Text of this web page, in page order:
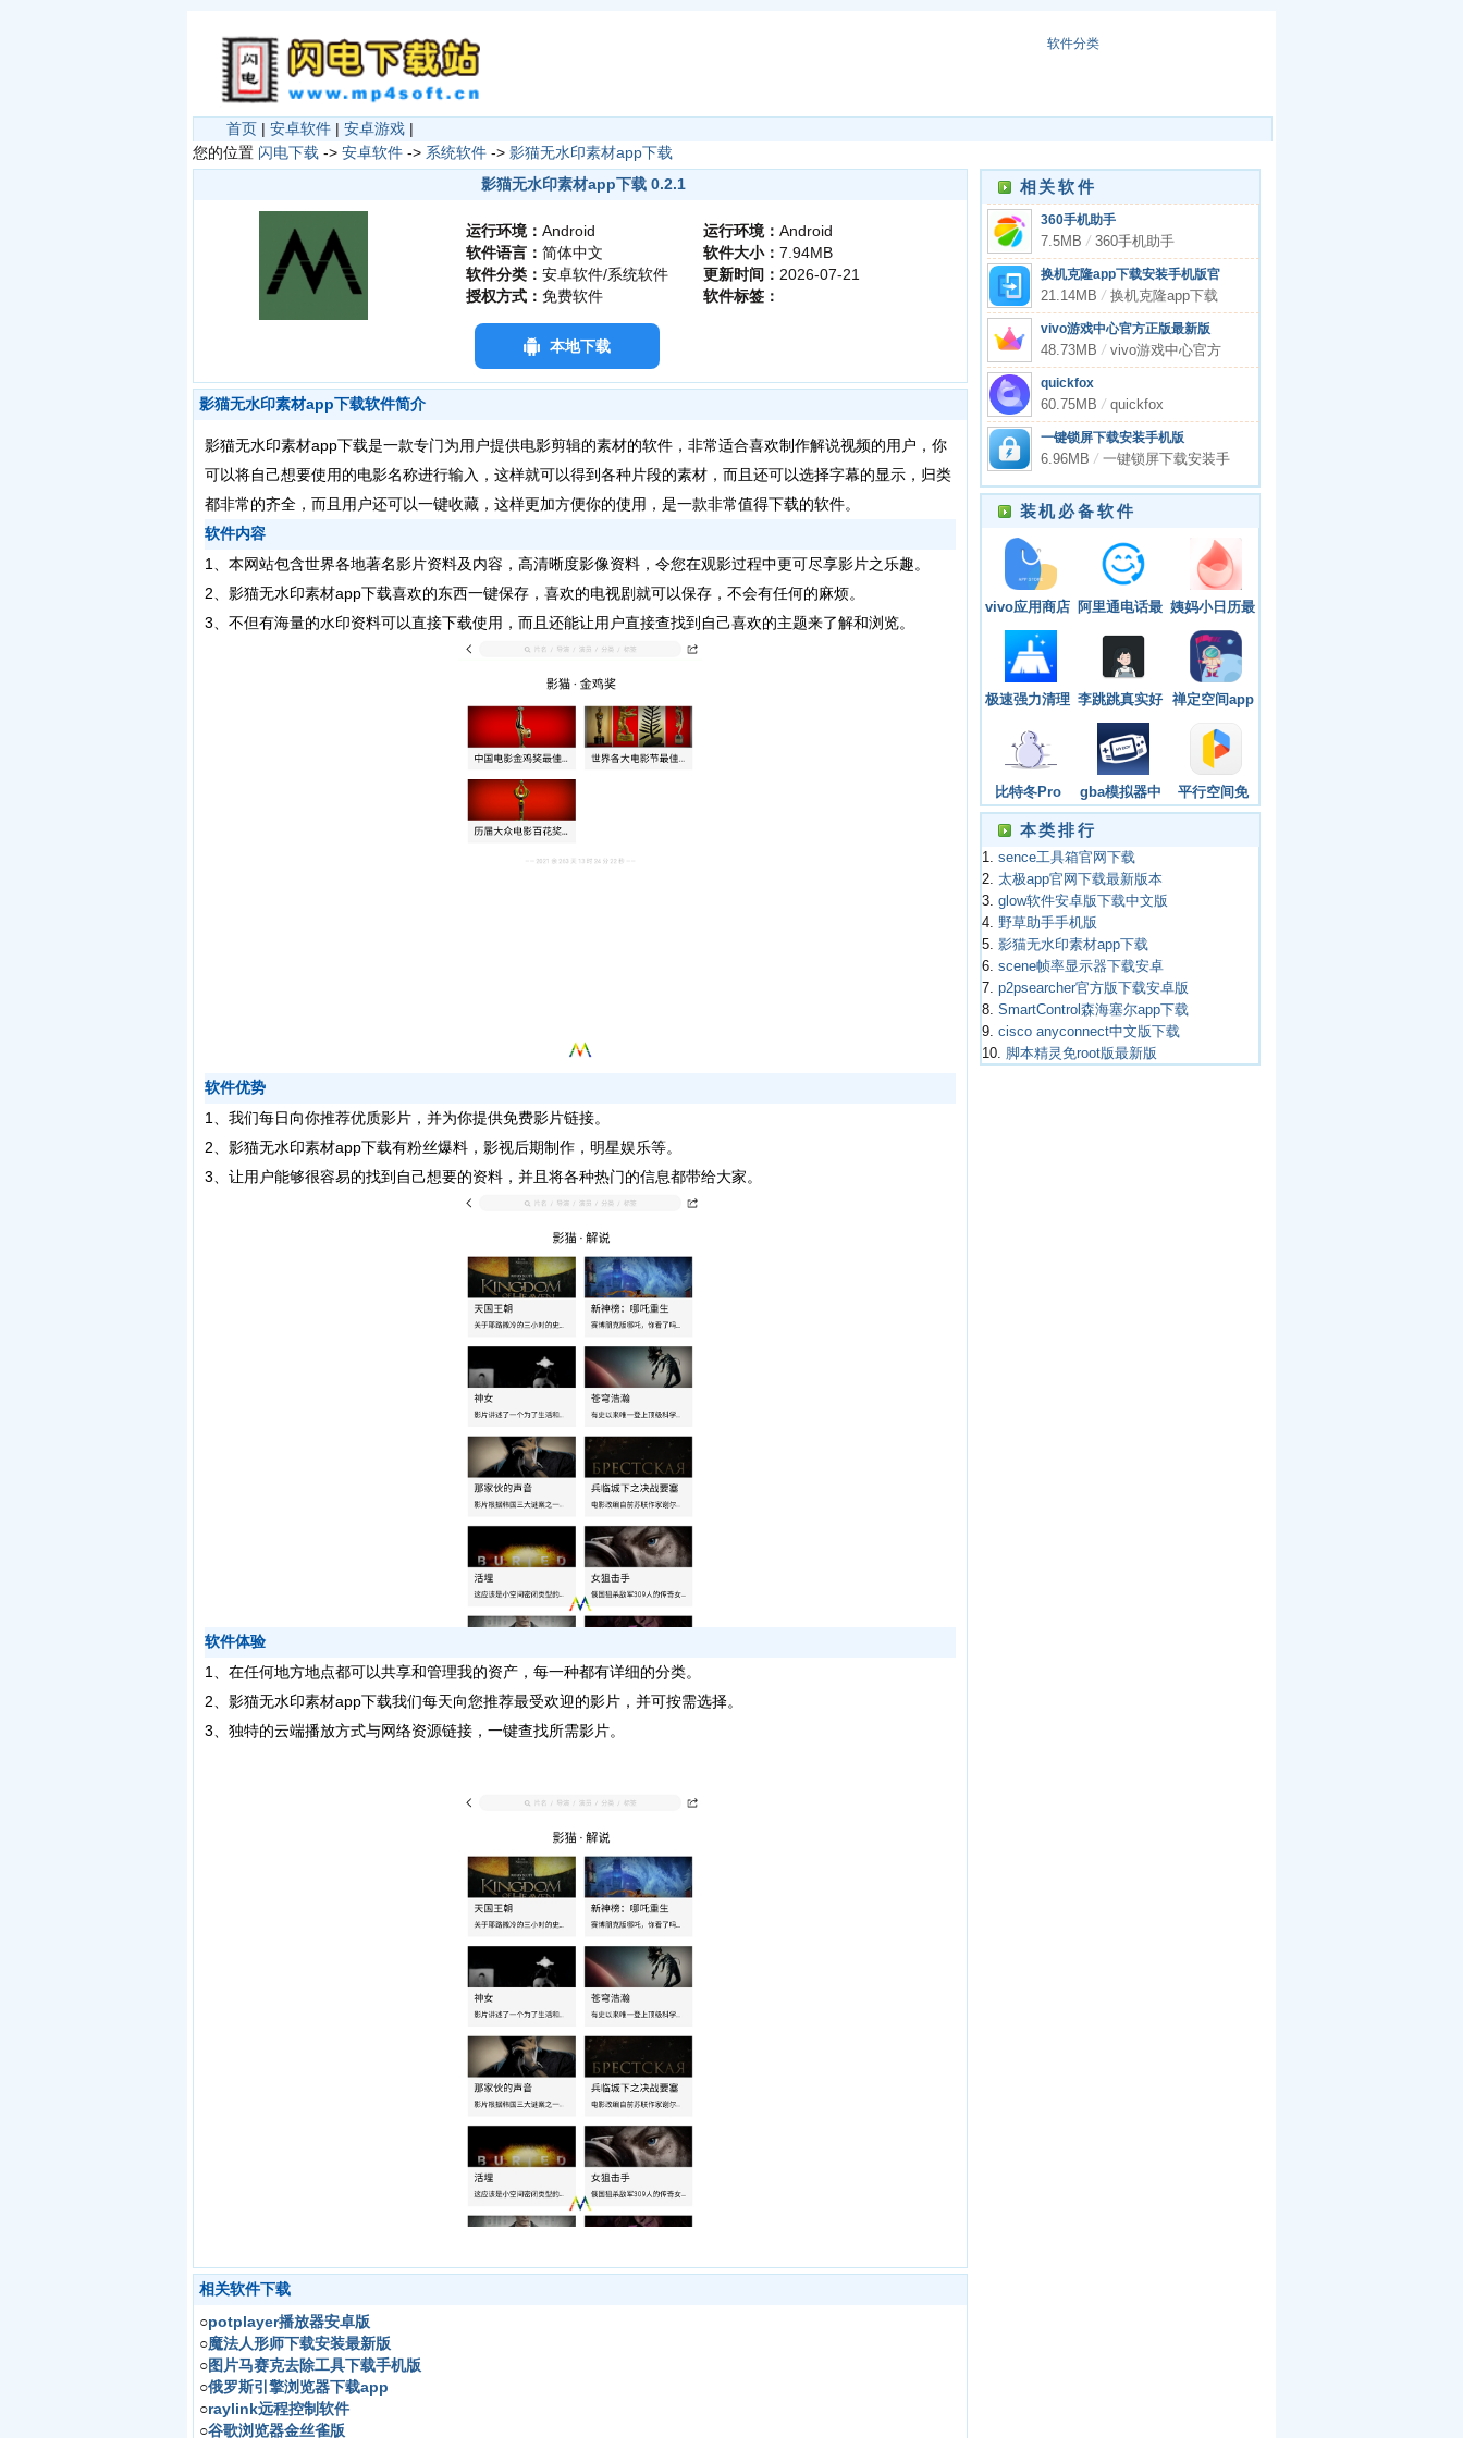
软件分类
首页 | 安卓软件 | 安卓游戏 |
您的位置 闪电下载 -> 安卓软件 -> 系统软件 -> 影猫无水印素材app下载
影猫无水印素材app下载 0.2.1
运行环境： Android
软件语言： 简体中文
软件分类： 安卓软件/系统软件
授权方式： 免费软件
本地下载
运行环境： Android
软件大小： 7.94MB
更新时间： 2026-07-21
软件标签：
影猫无水印素材app下载软件简介
影猫无水印素材app下载是一款专门为用户提供电影剪辑的素材的软件，非常适合喜欢制作解说视频的用户，你
可以将自己想要使用的电影名称进行输入，这样就可以得到各种片段的素材，而且还可以选择字幕的显示，归类
都非常的齐全，而且用户还可以一键收藏，这样更加方便你的使用，是一款非常值得下载的软件。
软件内容
1、本网站包含世界各地著名影片资料及内容，高清晰度影像资料，令您在观影过程中更可尽享影片之乐趣。
2、影猫无水印素材app下载喜欢的东西一键保存，喜欢的电视剧就可以保存，不会有任何的麻烦。
3、不但有海量的水印资料可以直接下载使用，而且还能让用户直接查找到自己喜欢的主题来了解和浏览。
软件优势
1、我们每日向你推荐优质影片，并为你提供免费影片链接。
2、影猫无水印素材app下载有粉丝爆料，影视后期制作，明星娱乐等。
3、让用户能够很容易的找到自己想要的资料，并且将各种热门的信息都带给大家。
软件体验
1、在任何地方地点都可以共享和管理我的资产，每一种都有详细的分类。
2、影猫无水印素材app下载我们每天向您推荐最受欢迎的影片，并可按需选择。
3、独特的云端播放方式与网络资源链接，一键查找所需影片。
相关软件下载
○potplayer播放器安卓版
○魔法人形师下载安装最新版
○图片马赛克去除工具下载手机版
○俄罗斯引擎浏览器下载app
○raylink远程控制软件
○谷歌浏览器金丝雀版
相关软件
360手机助手
7.5MB /360手机助手
换机克隆app下载安装手机版官
网最新
21.14MB /换机克隆app下载
安装手机版官网最新
vivo游戏中心官方正版最新版
48.73MB /vivo游戏中心官方
正版最新版
quickfox
60.75MB /quickfox
一键锁屏下载安装手机版
6.96MB /一键锁屏下载安装手
装机必备软件
vivo应用商店
下载安装最新
版本
阿里通电话最 姨妈小日历最
新手机版下载
极速强力清理 李跳跳真实好
友 4.0版
禅定空间app
最新版
比特冬Pro
gba模拟器中
文版下载手机
平行空间免
root优化版下
本类排行
1. sence工具箱官网下载
2. 太极app官网下载最新版本
3. glow软件安卓版下载中文版
4.
野草助手手机版
5. 影猫无水印素材app下载
6. scene帧率显示器下载安卓
7. p2psearcher官方版下载安卓版
8. SmartControl森海塞尔app下载
9. cisco anyconnect中文版下载
10.
脚本精灵免root版最新版